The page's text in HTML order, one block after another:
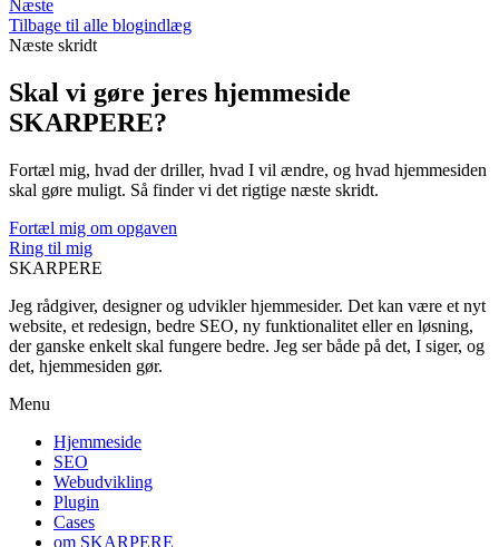
Næste
Tilbage til alle blogindlæg
Næste skridt
Skal vi gøre jeres hjemmeside
SKARPERE?
Fortæl mig, hvad der driller, hvad I vil ændre, og hvad hjemmesiden
skal gøre muligt. Så finder vi det rigtige næste skridt.
Fortæl mig om opgaven
Ring til mig
SKARPERE
Jeg rådgiver, designer og udvikler hjemmesider. Det kan være et nyt
website, et redesign, bedre SEO, ny funktionalitet eller en løsning,
der ganske enkelt skal fungere bedre. Jeg ser både på det, I siger, og
det, hjemmesiden gør.
Menu
Hjemmeside
SEO
Webudvikling
Plugin
Cases
om SKARPERE